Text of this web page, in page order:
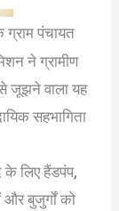
पंचायत
ने ग्रामीण
जूझने वाला यह
सहभागिता
के लिए हैंडपंप,
बुजुर्गों को